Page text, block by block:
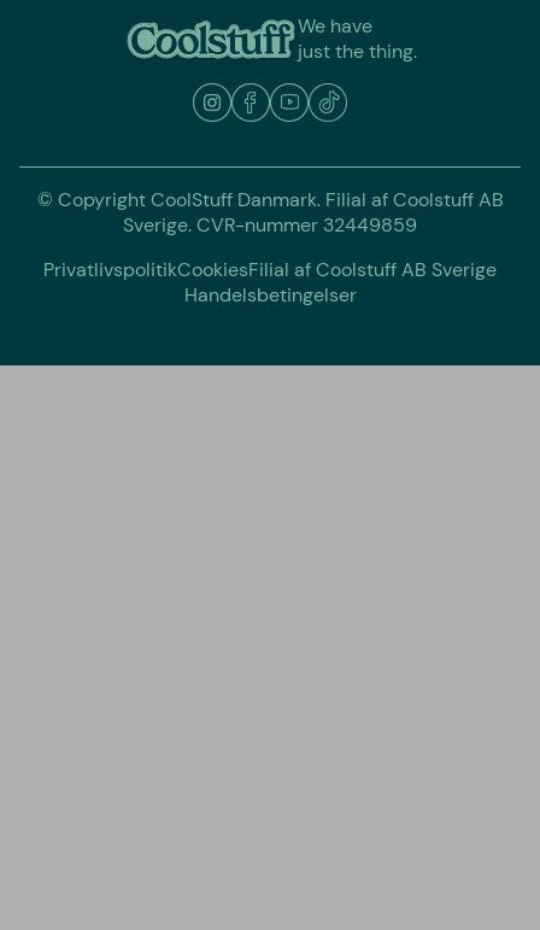
We have
just the thing.
© Copyright CoolStuff Danmark. Filial af Coolstuff AB
Sverige. CVR-nummer 32449859
PrivatlivspolitikCookiesFilial af Coolstuff AB Sverige
Handelsbetingelser